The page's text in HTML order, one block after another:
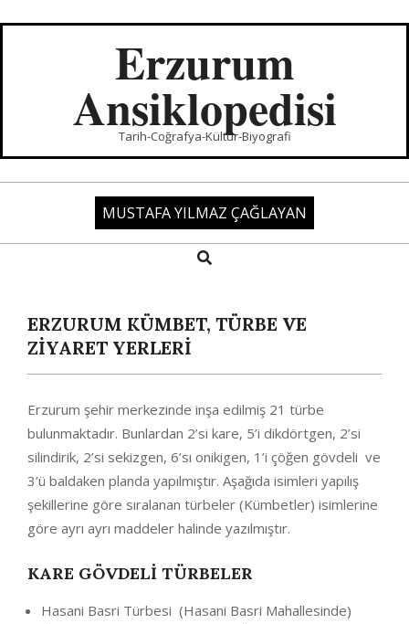
Erzurum
Ansiklopedisi
Tarih-Coğrafya-Kültür-Biyografi
MUSTAFA YILMAZ ÇAĞLAYAN
Search
ERZURUM KÜMBET, TÜRBE VE
ZİYARET YERLERİ
Erzurum şehir merkezinde inşa edilmiş 21 türbe
bulunmaktadır. Bunlardan 2’si kare, 5’i dikdörtgen, 2’si
silindirik, 2’si sekizgen, 6’sı onikigen, 1’i çöğen gövdeli ve
3’ü baldaken planda yapılmıştır. Aşağıda isimleri yapılış
şekillerine göre sıralanan türbeler (Kümbetler) isimlerine
göre ayrı ayrı maddeler halinde yazılmıştır.
KARE GÖVDELİ TÜRBELER
Hasani Basri Türbesi (Hasani Basri Mahallesinde)